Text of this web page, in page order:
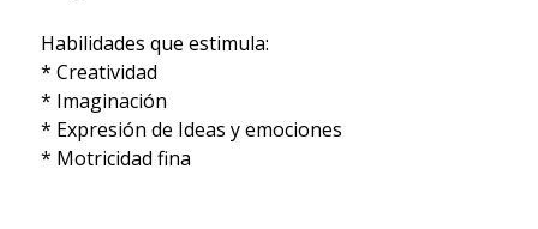
Habilidades que estimula:
* Creatividad
* Imaginación
* Expresión de Ideas y emociones
* Motricidad fina